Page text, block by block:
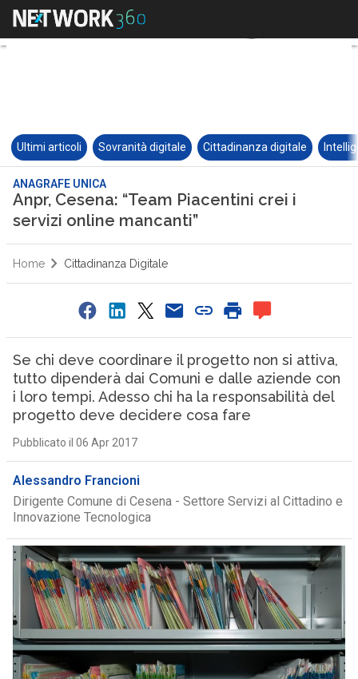
Ultimi articoli Sovranità digitale Cittadinanza digitale
ANAGRAFE UNICA
Anpr, Cesena: “Team Piacentini crei i
servizi online mancanti”
Home Cittadinanza Digitale
Se chi deve coordinare il progetto non si attiva,
tutto dipenderà dai Comuni e dalle aziende con
i loro tempi. Adesso chi ha la responsabilità del
progetto deve decidere cosa fare
Pubblicato il 06 Apr 2017
Alessandro Francioni
Dirigente Comune di Cesena - Settore Servizi al Cittadino e
Innovazione Tecnologica